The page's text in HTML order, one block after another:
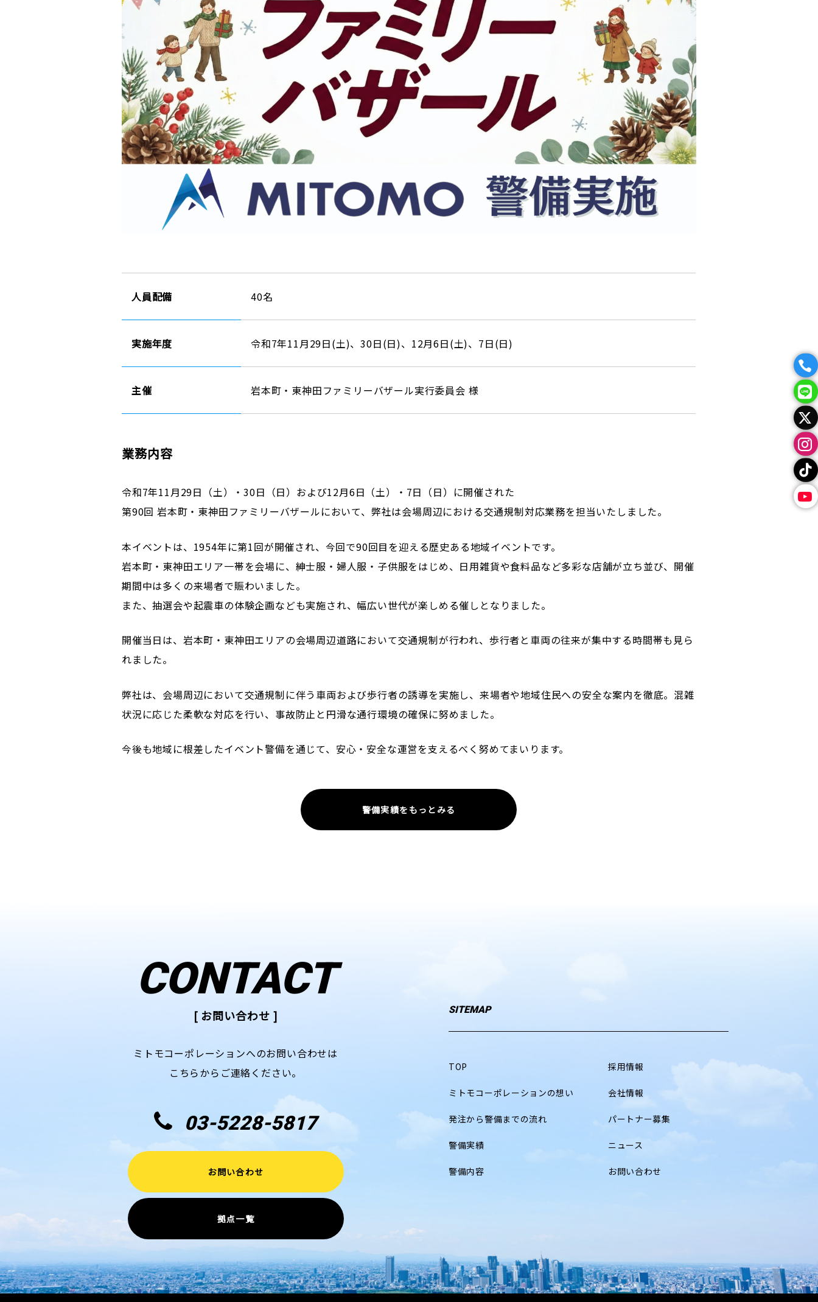
人員配備 40名
実施年度 令和7年11月29日(土)、30日(日)、12月6日(土)、7日(日)
主催 岩本町・東神田ファミリーバザール実行委員会 様
業務内容
令和7年11月29日（土）・30日（日）および12月6日（土）・7日（日）に開催された
第90回 岩本町・東神田ファミリーバザールにおいて、弊社は会場周辺における交通規制対応業務を担当いたしました。
本イベントは、1954年に第1回が開催され、今回で90回目を迎える歴史ある地域イベントです。
岩本町・東神田エリア一帯を会場に、紳士服・婦人服・子供服をはじめ、日用雑貨や食料品など多彩な店舗が立ち並び、開催
期間中は多くの来場者で賑わいました。
また、抽選会や起震車の体験企画なども実施され、幅広い世代が楽しめる催しとなりました。
開催当日は、岩本町・東神田エリアの会場周辺道路において交通規制が行われ、歩行者と車両の往来が集中する時間帯も見ら
れました。
弊社は、会場周辺において交通規制に伴う車両および歩行者の誘導を実施し、来場者や地域住民への安全な案内を徹底。混雑
状況に応じた柔軟な対応を行い、事故防止と円滑な通行環境の確保に努めました。
今後も地域に根差したイベント警備を通じて、安心・安全な運営を支えるべく努めてまいります。
警備実績をもっとみる
CONTACT
[ お問い合わせ ]
ミトモコーポレーションへのお問い合わせは
こちらからご連絡ください。
03-5228-5817
お問い合わせ
拠点一覧
SITEMAP
TOP
ミトモコーポレーションの想い
発注から警備までの流れ
警備実績
警備内容
採用情報
会社情報
パートナー募集
ニュース
お問い合わせ